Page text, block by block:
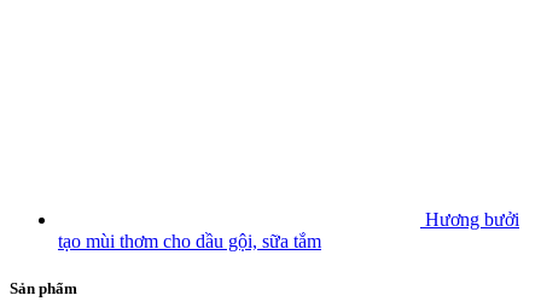
Hương bưởi
tạo mùi thơm cho dầu gội, sữa tắm
Sản phẩm